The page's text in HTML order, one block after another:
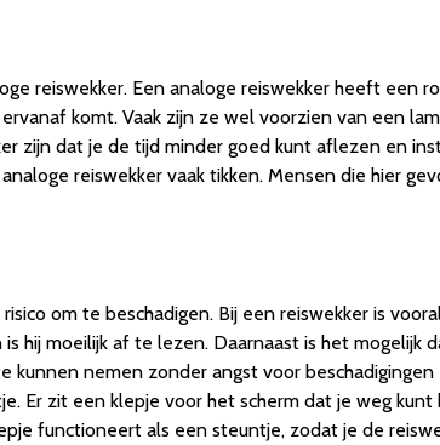
reiswekker. Een analoge reiswekker heeft een
komt. Vaak zijn ze wel voorzien van een
zijn dat je de tijd minder goed kunt aflezen en
reiswekker vaak tikken. Mensen die hier
om te beschadigen. Bij een reiswekker is
hij moeilijk af te lezen. Daarnaast is het
kunnen nemen zonder angst voor
Er zit een klepje voor het scherm dat je weg
functioneert als een steuntje, zodat je de